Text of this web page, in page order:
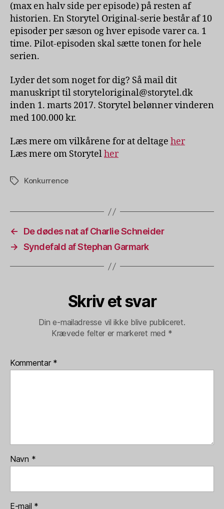
(max en halv side per episode) på resten af
historien. En Storytel Original-serie består af 10
episoder per sæson og hver episode varer ca. 1
time. Pilot-episoden skal sætte tonen for hele
serien.
Lyder det som noget for dig? Så mail dit
manuskript til storyteloriginal@storytel.dk
inden 1. marts 2017. Storytel belønner vinderen
med 100.000 kr.
Læs mere om vilkårene for at deltage her
Læs mere om Storytelher
TagsKonkurrence
←
De dødes nat af Charlie Schneider
→ Syndefald af Stephan Garmark
Skriv et svar
Din e-mailadresse vil ikke blive publiceret.
Krævede felter er markeret med *
Kommentar *
Navn *
E-mail *